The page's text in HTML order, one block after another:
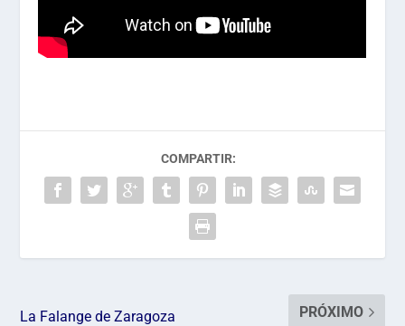
COMPARTIR:
La Falange de Zaragoza
PRÓXIMO